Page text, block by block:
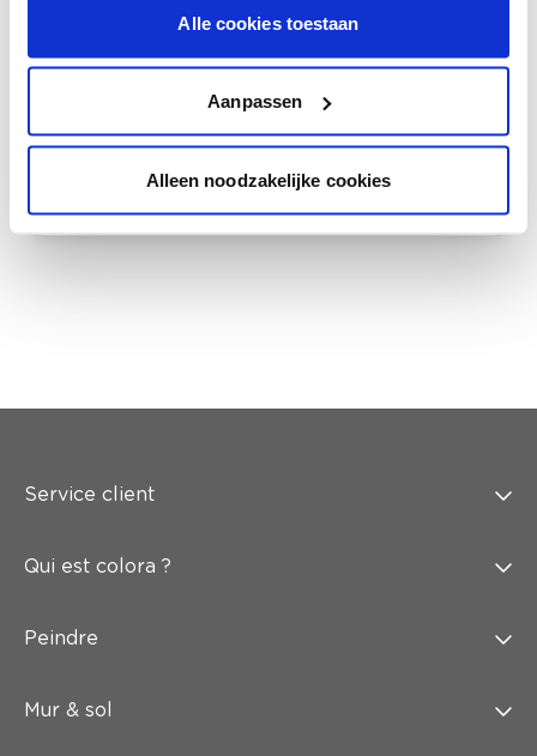
Alle cookies toestaan
Aanpassen
Alleen noodzakelijke cookies
Faites le tour de vos pièces avec l'expert
Obtenez un conseil couleur en fonction de
l'éclairage et de votre mobilier.
Service client
Qui est colora ?
Peindre
Mur & sol